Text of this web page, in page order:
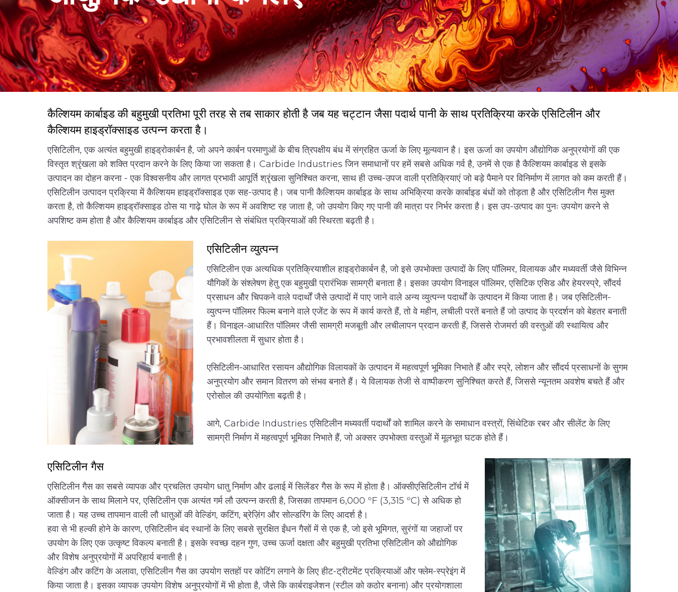
कैल्शियम कार्बाइड की बहुमुखी प्रतिभा पूरी तरह से तब साकार होती है जब यह चट्टान जैसा पदार्थ पानी के साथ प्रतिक्रिया करके एसिटिलीन और
कैल्शियम हाइड्रॉक्साइड उत्पन्न करता है।
एसिटिलीन, एक अत्यंत बहुमुखी हाइड्रोकार्बन है, जो अपने कार्बन परमाणुओं के बीच त्रिपक्षीय बंध में संग्रहित ऊर्जा के लिए मूल्यवान है। इस ऊर्जा का उपयोग औद्योगिक अनुप्रयोगों की एक
विस्तृत श्रृंखला को शक्ति प्रदान करने के लिए किया जा सकता है। Carbide Industries जिन समाधानों पर हमें सबसे अधिक गर्व है, उनमें से एक है कैल्शियम कार्बाइड से इसके
उत्पादन का दोहन करना - एक विश्वसनीय और लागत प्रभावी आपूर्ति श्रृंखला सुनिश्चित करना, साथ ही उच्च-उपज वाली प्रतिक्रियाएं जो बड़े पैमाने पर विनिर्माण में लागत को कम करती हैं।
एसिटिलीन उत्पादन प्रक्रिया में कैल्शियम हाइड्रॉक्साइड एक सह-उत्पाद है। जब पानी कैल्शियम कार्बाइड के साथ अभिक्रिया करके कार्बाइड बंधों को तोड़ता है और एसिटिलीन गैस मुक्त
करता है, तो कैल्शियम हाइड्रॉक्साइड ठोस या गाढ़े घोल के रूप में अवशिष्ट रह जाता है, जो उपयोग किए गए पानी की मात्रा पर निर्भर करता है। इस उप-उत्पाद का पुनः उपयोग करने से
अपशिष्ट कम होता है और कैल्शियम कार्बाइड और एसिटिलीन से संबंधित प्रक्रियाओं की स्थिरता बढ़ती है।
एसिटिलीन व्युत्पन्न
एसिटिलीन एक अत्यधिक प्रतिक्रियाशील हाइड्रोकार्बन है, जो इसे उपभोक्ता उत्पादों के लिए पॉलिमर, विलायक और मध्यवर्ती जैसे विभिन्न
यौगिकों के संश्लेषण हेतु एक बहुमुखी प्रारंभिक सामग्री बनाता है। इसका उपयोग विनाइल पॉलिमर, एसिटिक एसिड और हेयरस्प्रे, सौंदर्य
प्रसाधन और चिपकने वाले पदार्थों जैसे उत्पादों में पाए जाने वाले अन्य व्युत्पन्न पदार्थों के उत्पादन में किया जाता है। जब एसिटिलीन-
व्युत्पन्न पॉलिमर फिल्म बनाने वाले एजेंट के रूप में कार्य करते हैं, तो वे महीन, लचीली परतें बनाते हैं जो उत्पाद के प्रदर्शन को बेहतर बनाती
हैं। विनाइल-आधारित पॉलिमर जैसी सामग्री मजबूती और लचीलापन प्रदान करती हैं, जिससे रोजमर्रा की वस्तुओं की स्थायित्व और
प्रभावशीलता में सुधार होता है।
एसिटिलीन-आधारित रसायन औद्योगिक विलायकों के उत्पादन में महत्वपूर्ण भूमिका निभाते हैं और स्प्रे, लोशन और सौंदर्य प्रसाधनों के सुगम
अनुप्रयोग और समान वितरण को संभव बनाते हैं। ये विलायक तेजी से वाष्पीकरण सुनिश्चित करते हैं, जिससे न्यूनतम अवशेष बचते हैं और
एरोसोल की उपयोगिता बढ़ती है।
आगे, Carbide Industries एसिटिलीन मध्यवर्ती पदार्थों को शामिल करने के समाधान वस्त्रों, सिंथेटिक रबर और सीलेंट के लिए
सामग्री निर्माण में महत्वपूर्ण भूमिका निभाते हैं, जो अक्सर उपभोक्ता वस्तुओं में मूलभूत घटक होते हैं।
एसिटिलीन गैस
एसिटिलीन गैस का सबसे व्यापक और प्रचलित उपयोग धातु निर्माण और ढलाई में सिलेंडर गैस के रूप में होता है। ऑक्सीएसिटिलीन टॉर्च में
ऑक्सीजन के साथ मिलाने पर, एसिटिलीन एक अत्यंत गर्म लौ उत्पन्न करती है, जिसका तापमान 6,000 ºF (3,315 ºC) से अधिक हो
जाता है। यह उच्च तापमान वाली लौ धातुओं की वेल्डिंग, कटिंग, ब्रेज़िंग और सोल्डरिंग के लिए आदर्श है।
हवा से भी हल्की होने के कारण, एसिटिलीन बंद स्थानों के लिए सबसे सुरक्षित ईंधन गैसों में से एक है, जो इसे भूमिगत, सुरंगों या जहाजों पर
उपयोग के लिए एक उत्कृष्ट विकल्प बनाती है। इसके स्वच्छ दहन गुण, उच्च ऊर्जा दक्षता और बहुमुखी प्रतिभा एसिटिलीन को औद्योगिक
और विशेष अनुप्रयोगों में अपरिहार्य बनाती है।
वेल्डिंग और कटिंग के अलावा, एसिटिलीन गैस का उपयोग सतहों पर कोटिंग लगाने के लिए हीट-ट्रीटमेंट प्रक्रियाओं और फ्लेम-स्प्रेइंग में
किया जाता है। इसका व्यापक उपयोग विशेष अनुप्रयोगों में भी होता है, जैसे कि कार्बराइजेशन (स्टील को कठोर बनाना) और प्रयोगशाला